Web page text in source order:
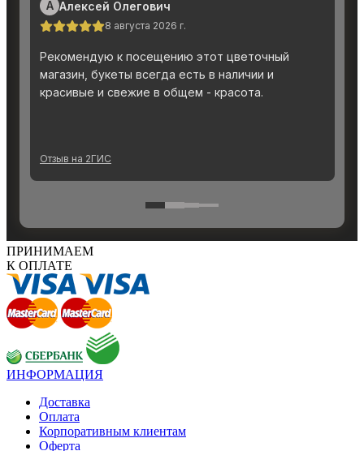
ПРИНИМАЕМ
К ОПЛАТЕ
ИНФОРМАЦИЯ
Доставка
Оплата
Корпоративным клиентам
Оферта